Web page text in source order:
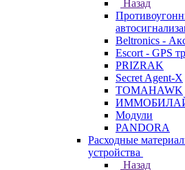
Назад
Beltronics -
Escort - GPS
PRIZRAK
Secret Agent-X
TOMAHAWK
Модули
PANDORA
Расходные
устройства
Назад